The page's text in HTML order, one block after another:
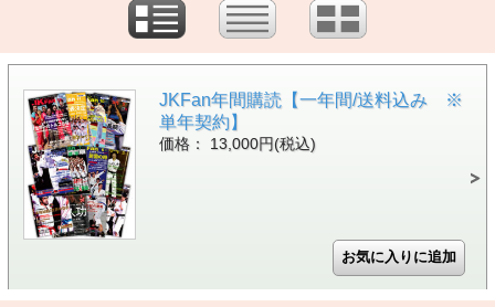
JKFan年間購読【一年間/送料込み ※
単年契約】
価格： 13,000円(税込)